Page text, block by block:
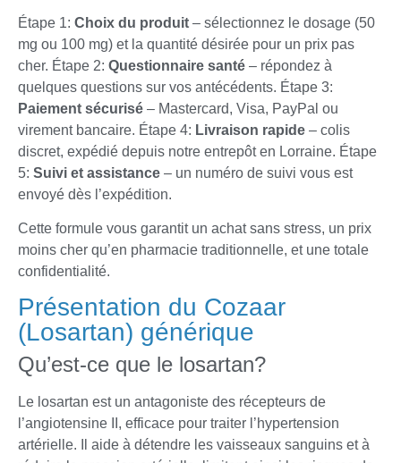
Étape 1: Choix du produit – sélectionnez le dosage (50
mg ou 100 mg) et la quantité désirée pour un prix pas
cher. Étape 2: Questionnaire santé – répondez à
quelques questions sur vos antécédents. Étape 3:
Paiement sécurisé – Mastercard, Visa, PayPal ou
virement bancaire. Étape 4: Livraison rapide – colis
discret, expédié depuis notre entrepôt en Lorraine. Étape
5: Suivi et assistance – un numéro de suivi vous est
envoyé dès l’expédition.
Cette formule vous garantit un achat sans stress, un prix
moins cher qu’en pharmacie traditionnelle, et une totale
confidentialité.
Présentation du Cozaar
(Losartan) générique
Qu’est-ce que le losartan?
Le losartan est un antagoniste des récepteurs de
l’angiotensine II, efficace pour traiter l’hypertension
artérielle. Il aide à détendre les vaisseaux sanguins et à